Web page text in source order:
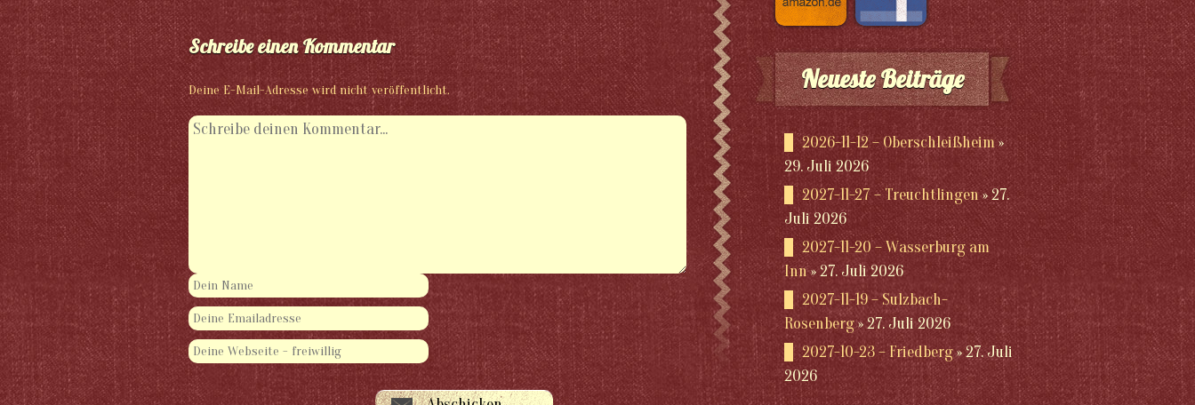
Schreibe einen Kommentar
Deine E-Mail-Adresse wird nicht veröffentlicht. Neueste Beiträge
2026-11-12 – Oberschleißheim
29. Juli 2026
2027-11-27 – Treuchtlingen
27.
Juli 2026
2027-11-20 – Wasserburg am
Inn
27. Juli 2026
2027-11-19 – Sulzbach-
Rosenberg
27. Juli 2026
2027-10-23 – Friedberg
27. Juli
2026